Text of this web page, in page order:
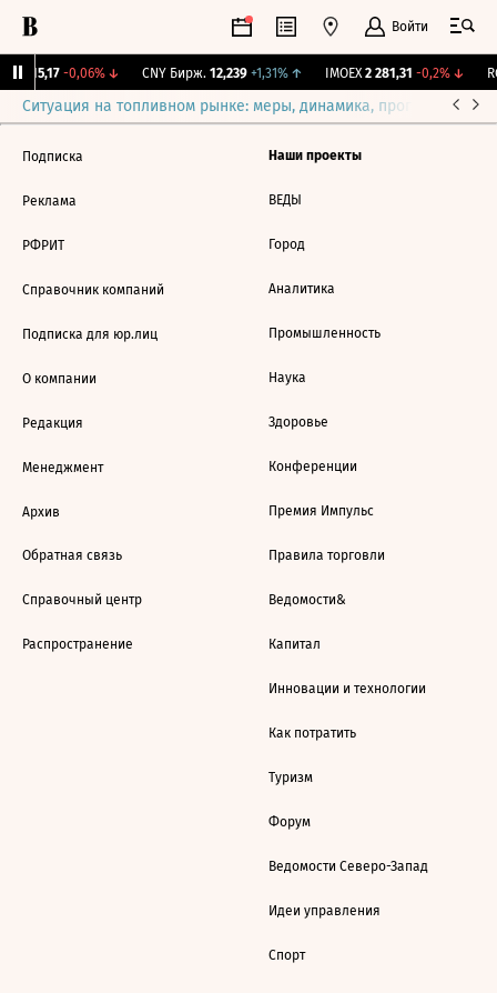
Войти
115,17 -0,06%↓ CNY Бирж. 12,239 +1,31%↑ IMOEX 2 281,31 -0,2%↓
Ситуация на топливном рынке: меры, динамика, прогнозы
Подписка
Реклама
РФРИТ
Справочник компаний
Подписка для юр.лиц
О компании
Редакция
Менеджмент
Архив
Обратная связь
Справочный центр
Распространение
Наши проекты
ВЕДЫ
Город
Аналитика
Промышленность
Наука
Здоровье
Конференции
Премия Импульс
Правила торговли
Ведомости&
Капитал
Инновации и технологии
Как потратить
Туризм
Форум
Ведомости Северо-Запад
Идеи управления
Спорт